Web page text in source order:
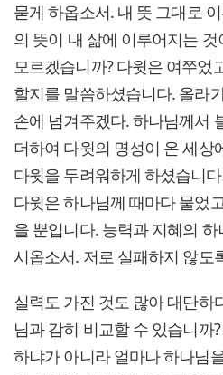
묻게 하옵소서. 내 뜻 그대로
의 뜻이 내 삶에 이루어지는
모르겠습니까? 다윗은 여쭈었
할지를 말씀하셨습니다. 올라
손에 넘겨주겠다. 하나님께서
더하여 다윗의 명성이 온 세상
다윗을 두려워하게 하셨습니
다윗은 하나님께 때마다 물었
을 뿐입니다. 능력과 지혜의
시옵소서. 저로 실패하지 않도
실력도 가진 것도 많아 대단하
님과 감히 비교할 수 있습니까
하냐가 아니라 얼마나 하나님